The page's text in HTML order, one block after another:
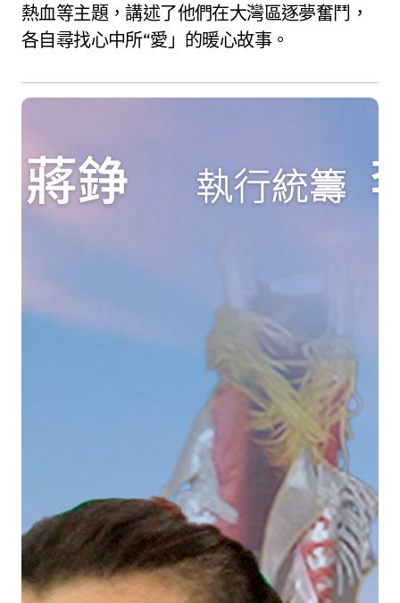
熱血等主題，講述了他們在大灣區逐夢奮鬥，
各自尋找心中所“愛」的暖心故事。